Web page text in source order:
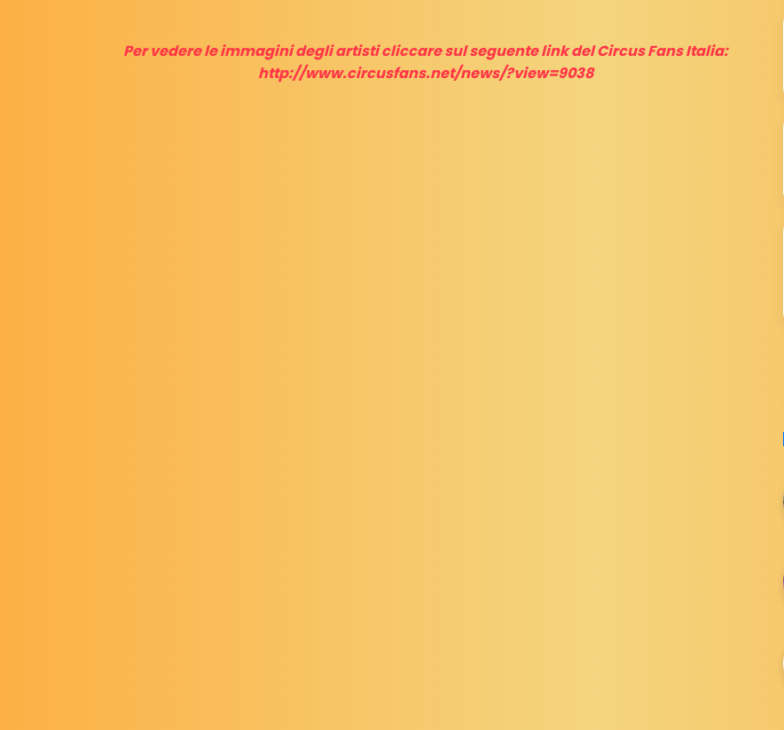
Per vedere le immagini degli artisti cliccare sul seguente link del Circus Fans Italia:
http://www.circusfans.net/news/?view=9038